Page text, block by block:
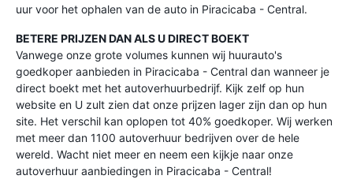
uur voor het ophalen van de auto in Piracicaba - Central.
BETERE PRIJZEN DAN ALS U DIRECT BOEKT
Vanwege onze grote volumes kunnen wij huurauto's
goedkoper aanbieden in Piracicaba - Central dan wanneer je
direct boekt met het autoverhuurbedrijf. Kijk zelf op hun
website en U zult zien dat onze prijzen lager zijn dan op hun
site. Het verschil kan oplopen tot 40% goedkoper. Wij werken
met meer dan 1100 autoverhuur bedrijven over de hele
wereld. Wacht niet meer en neem een kijkje naar onze
autoverhuur aanbiedingen in Piracicaba - Central!